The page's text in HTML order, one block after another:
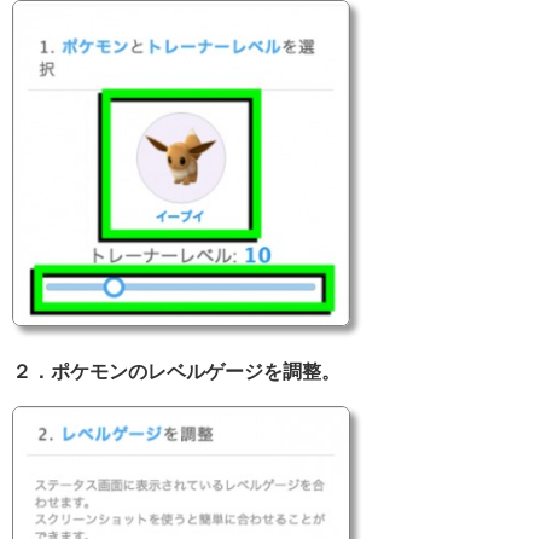
２．ポケモンのレベルゲージを調整。